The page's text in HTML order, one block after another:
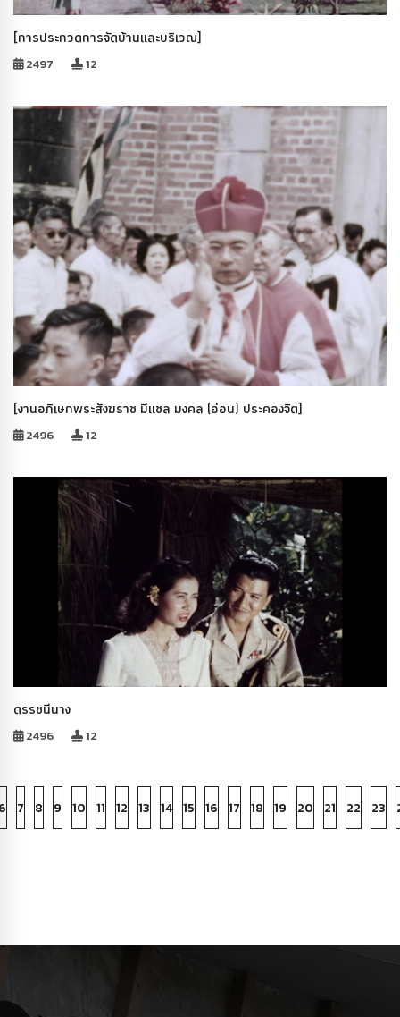
[การประกวดการจัดบ้านและบริเวณ]
2497 12
[งานอภิเษกพระสังฆราช มีแชล มงคล (อ่อน) ประคองจิต]
2496 12
ดรรชนีนาง
2496 12
7 8 9 10 11 12 13 14 15 16 17 18 19 20 21 22 23